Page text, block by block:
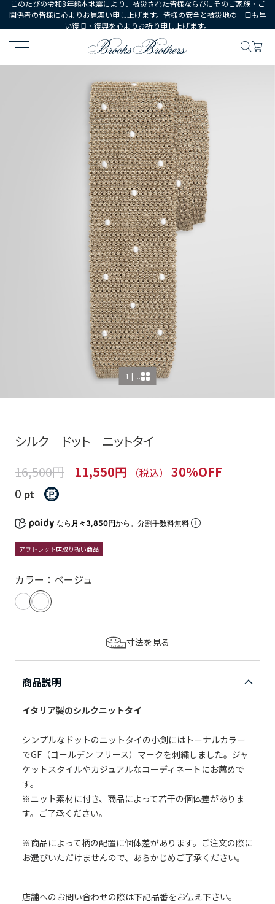
このたびの令和8年熊本地震により、被災された皆様ならびにそのご家族・ご
関係者の皆様に心よりお見舞い申し上げます。皆様の安全と被災地の一日も早
い復旧・復興を心よりお祈り申し上げます。
HOME シューズ・アクセサリー ネクタイ・ポケットチーフ
1 | ...
シルク ドット ニットタイ
16,500円
11,550円 （税込）
30%OFF
0 pt
なら 月々3,850円から。分割手数料無料
アウトレット店取り扱い商品
カラー：ベージュ
寸法を見る
商品説明
イタリア製のシルクニットタイ
シンプルなドットのニットタイの小剣にはトーナルカラー
でGF（ゴールデン フリース）マークを刺繍しました。ジャ
ケットスタイルやカジュアルなコーディネートにお薦めで
す。
※ニット素材に付き、商品によって若干の個体差がありま
す。ご了承ください。
※商品によって柄の配置に個体差があります。ご注文の際に
お選びいただけませんので、あらかじめご了承ください。
店舗へのお問い合わせの際は下記品番をお伝え下さい。